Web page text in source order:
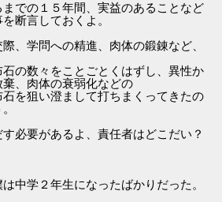
での１５年間、実益のあることなど
断言しておくよ。
、学問への精進、肉体の鍛錬など、
石の数々をことごとくはずし、異性か
、肉体の衰弱化などの
を狙い澄まして打ちまくってきたの
必要があるよ、責任者はどこだい？
中学２年生になったばかりだった。